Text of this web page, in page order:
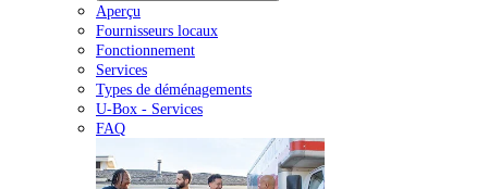
Aperçu
Fournisseurs locaux
Fonctionnement
Services
Types de déménagements
U-Box - Services
FAQ